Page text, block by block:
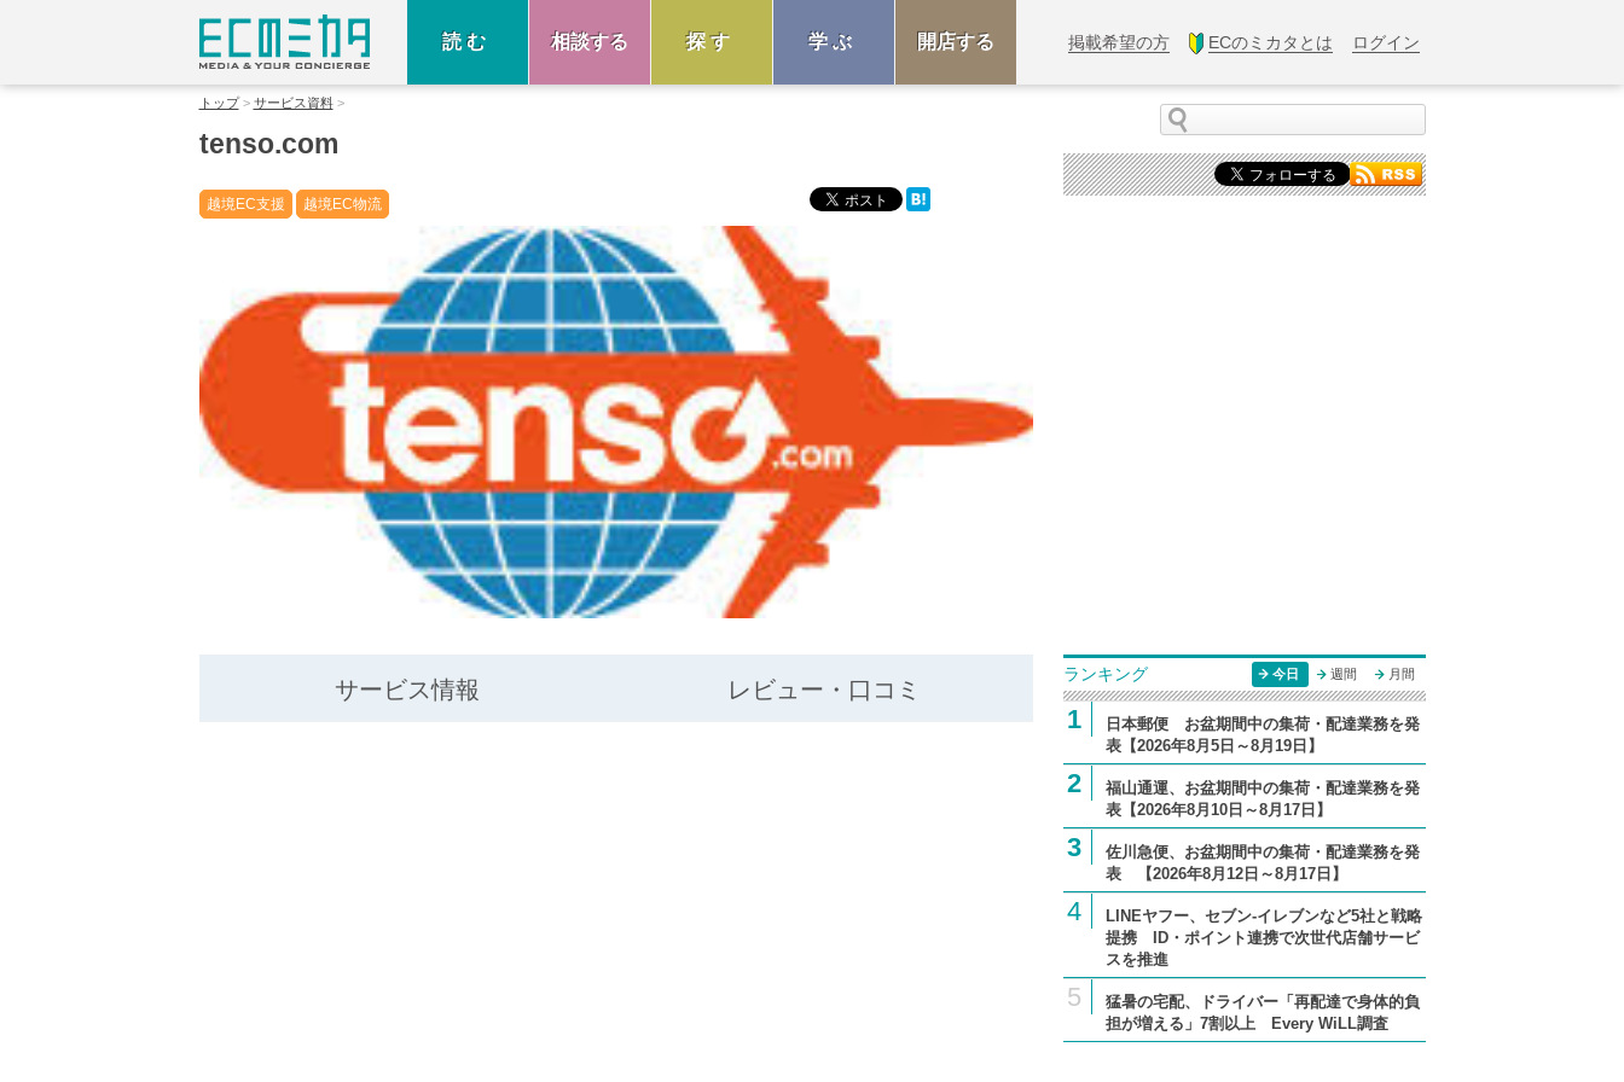
読む 相談する 探す 学ぶ 開店する 掲載希望の方 ECのミカタとは ログイン
トップ サービス資料
tenso.com
越境EC支援 越境EC物流
サービス情報 レビュー・口コミ
ランキング 今日 週間 月間
1
日本郵便 お盆期間中の集荷・配達業務を発
表【2026年8月5日～8月19日】
2
福山通運、お盆期間中の集荷・配達業務を発
表【2026年8月10日～8月17日】
3
佐川急便、お盆期間中の集荷・配達業務を発
表 【2026年8月12日～8月17日】
4
LINEヤフー、セブン-イレブンなど5社と戦略
提携 ID・ポイント連携で次世代店舗サービ
スを推進
5
猛暑の宅配、ドライバー「再配達で身体的負
担が増える」7割以上 Every WiLL調査